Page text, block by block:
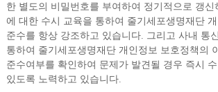
한 별도의 비밀번호를 부여하여 정기적으로 갱
에 대한 수시 교육을 통하여 줄기세포생명재단
준수를 항상 강조하고 있습니다. 그리고 사내 통
통하여 줄기세포생명재단 개인정보 보호정책의
준수여부를 확인하여 문제가 발견될 경우 즉시
있도록 노력하고 있습니다.